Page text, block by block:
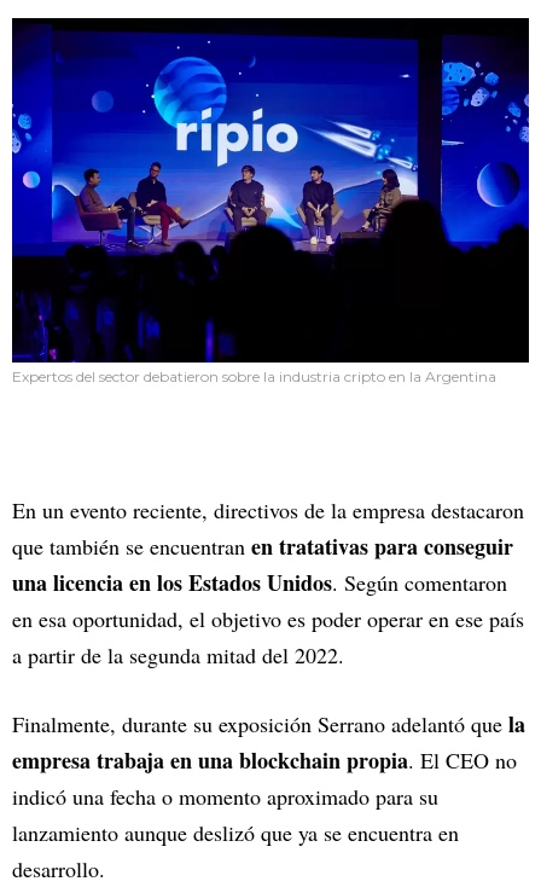
Expertos del sector debatieron sobre la industria cripto en la Argentina
En un evento reciente, directivos de la empresa destacaron
que también se encuentran en tratativas para conseguir
una licencia en los Estados Unidos. Según comentaron
en esa oportunidad, el objetivo es poder operar en ese país
a partir de la segunda mitad del 2022.
Finalmente, durante su exposición Serrano adelantó que la
empresa trabaja en una blockchain propia. El CEO no
indicó una fecha o momento aproximado para su
lanzamiento aunque deslizó que ya se encuentra en
desarrollo.